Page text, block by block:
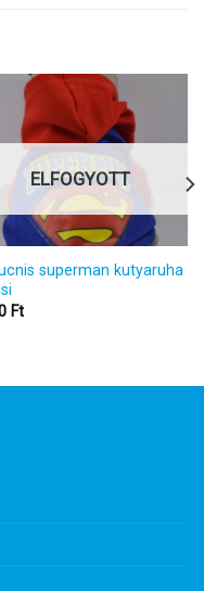
ELFOGYOTT
superman kutyaruha
Ft